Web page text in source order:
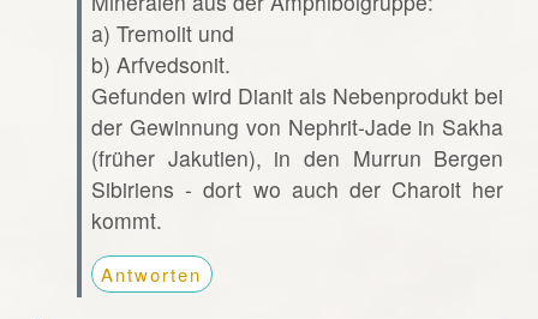
a) Tremolit und
b) Arfvedsonit.
Gefunden wird Dianit als Nebenprodukt bei
der Gewinnung von Nephrit-Jade in Sakha
(früher Jakutien), in den Murrun Bergen
Sibiriens - dort wo auch der Charoit her
kommt.
Antworten